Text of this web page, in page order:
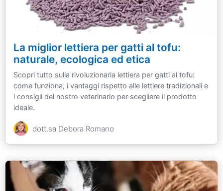
La miglior lettiera per gatti al tofu:
naturale, ecologica ed etica
Scopri tutto sulla rivoluzionaria lettiera per gatti al tofu:
come funziona, i vantaggi rispetto alle lettiere tradizionali e
i consigli del nostro veterinario per scegliere il prodotto
ideale.
dott.sa Debora Romano